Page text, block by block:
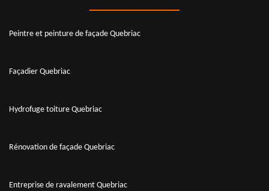
Peintre et peinture de façade Quebriac
Façadier Quebriac
Hydrofuge toiture Quebriac
Rénovation de façade Quebriac
Entreprise de ravalement Quebriac